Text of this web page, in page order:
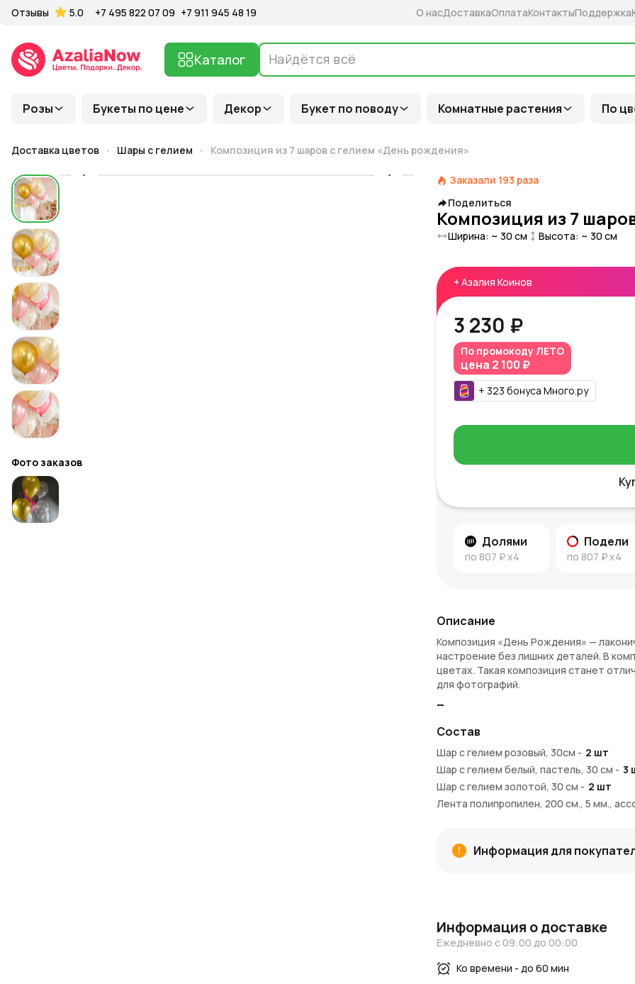
Розы Букеты по цене Декор Букет по поводу Комнатные растения По
Каталог
Отзывы 5.0 +7 495 822 07 09 +7 911 945 48 19 О насДоставкаОплатаКонтактыПоддержка
Доставка цветов Шары с гелием Композиция из 7 шаров с гелием «День рождения»
Фото заказов
Заказали 193 раза
Поделиться
Композиция из 7
Ширина: ~ 30 см Высота: ~ 30 см
+ Азалия Коинов
3 230 ₽
По промокоду ЛЕТО
цена 2 100 ₽
+ 323 бонуса Много.ру
Долями
по 807 ₽x4
Подели
по 807 ₽x4
Описание
Композиция «День Рождения» —
настроение без лишних деталей. В
цветах. Такая композиция станет
для фотографий.
Преимущества:
Включает 7 латексных шаров
Уже надуты гелием, с ленточками
Подходят для любого возраста —
Сохраняют полет надолго
Компактный и эффектный подарок
Условия покупки:
оформлении заказа вы получаете
Еще больше идей оформления и
Состав
Шар с гелием розовый, 30см - 2 шт
Шар с гелием белый, пастель, 30 см - 3
Шар с гелием золотой, 30 см - 2 шт
Лента полипропилен, 200 см., 5 мм.,
Информация для
Информация о доставке
Ежедневно с 09:00 до 00:00
Ко времени - до 60 мин